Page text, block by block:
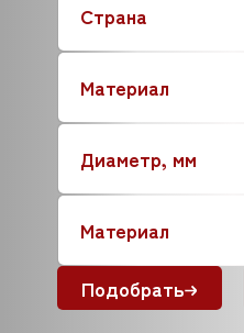
BEAR VARIMIXER
BECKERS
BEKO
BERTOS
BEST FOR
BIZERBA
BARTEC
BONGARD
BONNET
BORES
Страна
Материал
Диаметр, мм
Материал
Подобрать